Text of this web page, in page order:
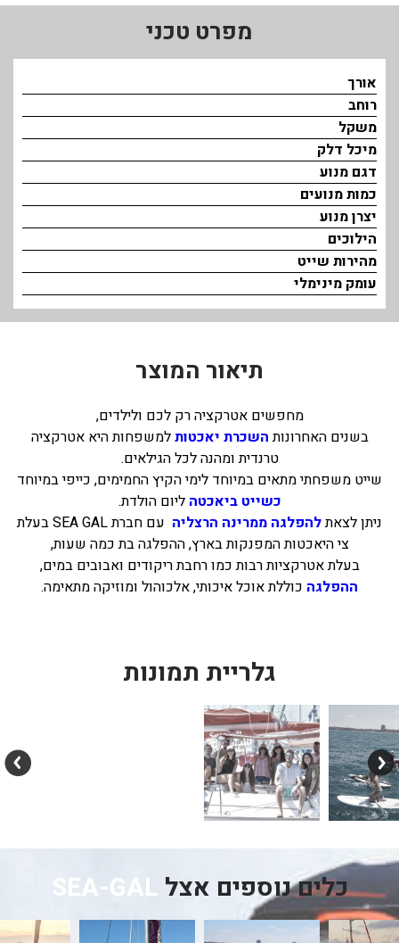
לקפריסין
נתניה
בבאר שבע
מפרט טכני
אורך
רוחב
משקל
מיכל דלק
דגם מנוע
כמות מנועים
יצרן מנוע
הילוכים
מהירות שייט
עומק מינימלי
תיאור המוצר
מחפשים אטרקציה רק לכם ולילדים,
בשנים האחרונותהשכרת יאכטותלמשפחות היא אטרקציה
טרנדית ומהנה לכל הגילאים.
שייט משפחתי מתאים במיוחד לימי הקיץ החמימים, כייפי במיוחד
כשייט ביאכטה ליום הולדת.
ניתן לצאתלהפלגה ממרינה הרצליה
עם חברת SEA GAL בעלת
צי היאכטות המפנקות בארץ, ההפלגה בת כמה שעות,
בעלת אטרקציות רבות כמו רחבת ריקודים ואבובים במים,
ההפלגה כוללת אוכל איכותי, אלכוהול ומוזיקה מתאימה.
גלריית תמונות
כלים נוספים אצל SEA-GAL